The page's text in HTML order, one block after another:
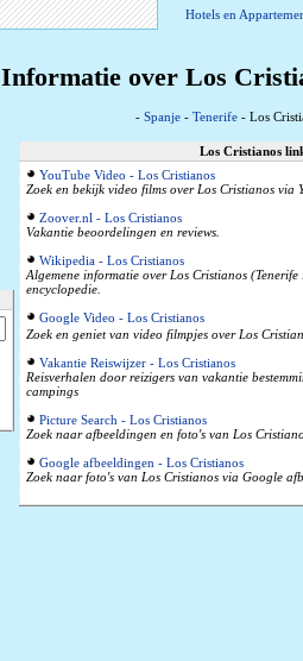
Hotels en
Informatie over Los
- Spanje- Tenerife- Los
Los Cristianos
YouTube Video - Los Cristianos
Zoek en bekijk video films over Los Cristianos via
Zoover.nl - Los Cristianos
Vakantie beoordelingen en reviews.
Wikipedia - Los Cristianos
Algemene informatie over Los Cristianos
encyclopedie.
Google Video - Los Cristianos
Zoek en geniet van video filmpjes over Los
Vakantie Reiswijzer - Los Cristianos
Reisverhalen door reizigers van vakantie
campings
Picture Search - Los Cristianos
Zoek naar afbeeldingen en foto's van Los
Google afbeeldingen - Los Cristianos
Zoek naar foto's van Los Cristianos via Google